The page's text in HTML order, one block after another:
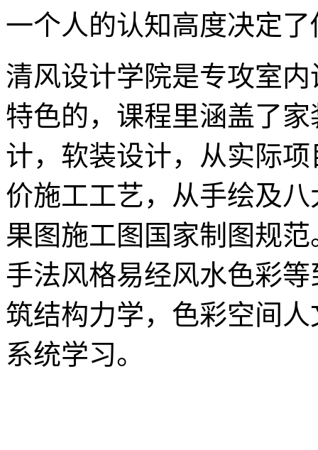
一个人的认知高度决定
清风设计学院是专攻室
特色的，课程里涵盖了
计，软装设计，从实际
价施工工艺，从手绘及
果图施工图国家制图规
手法风格易经风水色彩
筑结构力学，色彩空间
系统学习。